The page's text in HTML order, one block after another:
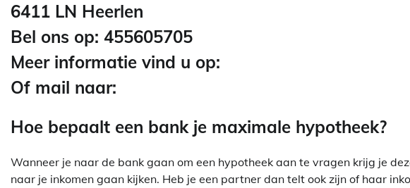
6411 LN Heerlen
Bel ons op: 455605705
Meer informatie vind u op:
Of mail naar:
Hoe bepaalt een bank je maximale hypotheek?
Wanneer je naar de bank gaan om een hypotheek aan te vragen krijg je
naar je inkomen gaan kijken. Heb je een partner dan telt ook zijn of haar